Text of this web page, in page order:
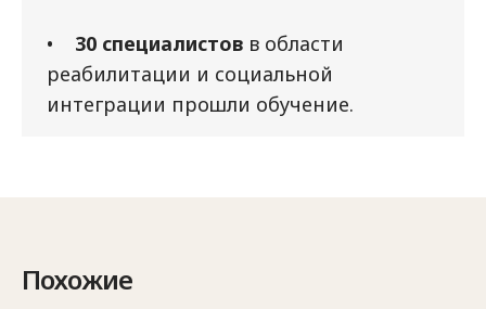
• 30 специалистов в области
реабилитации и социальной
интеграции прошли обучение.
Похожие